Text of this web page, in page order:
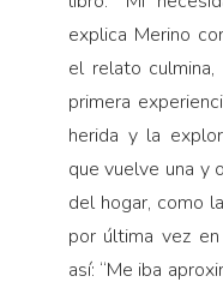
explica Merino
el relato
primera
herida y la
que vuelve una y
del hogar, como
por última vez
así: “Me iba